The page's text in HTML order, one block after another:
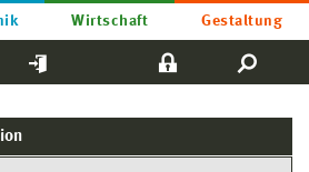
Wirtschaft Gestaltung